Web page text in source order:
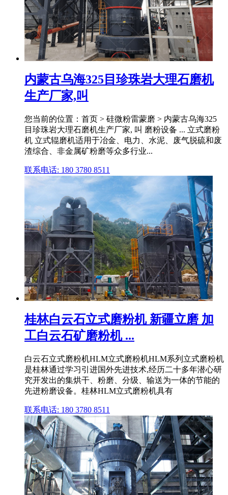
内蒙古乌海325目珍珠岩大理石磨机
生产厂家,叫
您当前的位置：首页 > 硅微粉雷蒙磨 > 内蒙古乌海325
目珍珠岩大理石磨机生产厂家, 叫 磨粉设备 ... 立式磨粉
机 立式辊磨机适用于冶金、电力、水泥、废气脱硫和废
渣综合、非金属矿粉磨等众多行业...
联系电话: 180 3780 8511
桂林白云石立式磨粉机 新疆立磨 加
工白云石矿磨粉机 ...
白云石立式磨粉机HLM立式磨粉机HLM系列立式磨粉机
是桂林通过学习引进国外先进技术,经历二十多年潜心研
究开发出的集烘干、粉磨、分级、输送为一体的节能的
先进粉磨设备。桂林HLM立式磨粉机具有
联系电话: 180 3780 8511